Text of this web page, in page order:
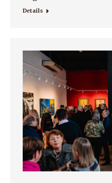
Details